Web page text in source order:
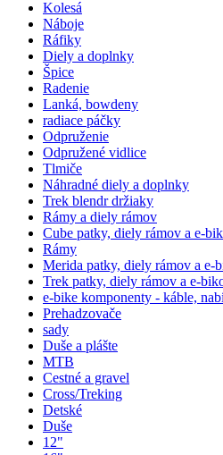
Kolesá
Náboje
Ráfiky
Diely a doplnky
Špice
Radenie
Lanká, bowdeny
radiace páčky
Odpruženie
Odpružené vidlice
Tlmiče
Náhradné diely a doplnky
Trek blendr držiaky
Rámy a diely rámov
Cube patky, diely rámov a e-
Rámy
Merida patky, diely rámov a e-
Trek patky, diely rámov a e-
e-bike komponenty - káble,
Prehadzovače
sady
Duše a plášte
MTB
Cestné a gravel
Cross/Treking
Detské
Duše
12"